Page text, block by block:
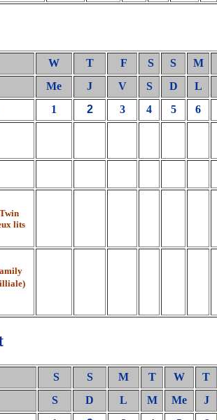
W T F S S
M
Me J V S D L
1 2 3 4 5 6
lits
S S M T W
T
S D L M Me
J